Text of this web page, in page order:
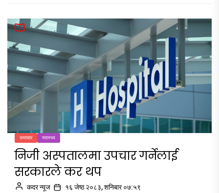
समाचार स्वास्थ्य
निजी अस्पतालमा उपचार गर्नेलाई
सरकारले कर थप
कदर न्यूज १६ जेष्ठ २०८३, शनिबार ०७:५९